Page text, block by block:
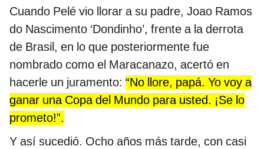
Cuando Pelé vio llorar a su padre, Joao Ramos
do Nascimento ‘Dondinho’, frente a la derrota
de Brasil, en lo que posteriormente fue
nombrado como el Maracanazo, acertó en
hacerle un juramento: “No llore, papá. Yo voy a
ganar una Copa del Mundo para usted. ¡Se lo
prometo!”.
Y así sucedió. Ocho años más tarde, con casi